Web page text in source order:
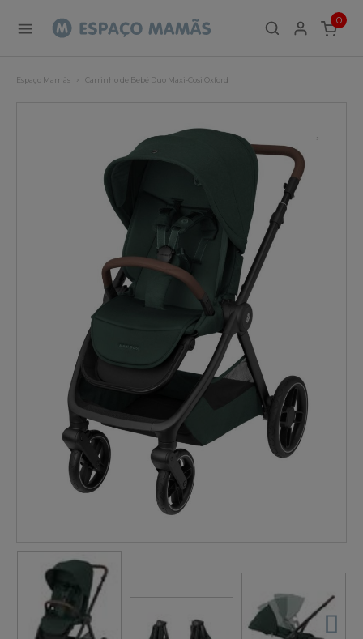
0
ITEMS
Espaço Mamãs Carrinho de Bebé Duo Maxi-Cosi Oxford